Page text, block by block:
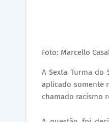
Foto: Marcello
A Sexta Turma do
aplicado somente
chamado racismo